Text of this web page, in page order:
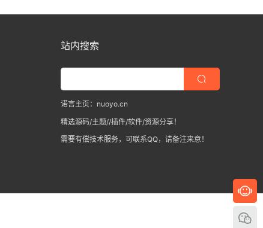
站内搜索
诺言主页：nuoyo.cn
精选源码/主题//插件/软件/资源分享！
需要有偿技术服务，可联系QQ，请备注来意！